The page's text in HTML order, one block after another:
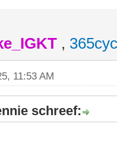
,
11:53 AM
schreef: